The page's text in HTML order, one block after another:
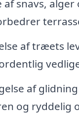
af snavs, alger
af træets
af
og ryddelig